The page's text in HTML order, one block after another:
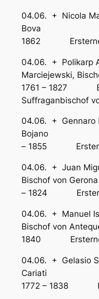
04.06. + Nicola
Bova
1862
04.06. + Polikarp
Marciejewski,
1761 – 1827
Suffraganbischof
04.06. + Gennaro
– 1855
04.06. + Juan
Bischof
– 1824
04.06. + Manuel
Bischof von
1840
04.06. + Gelasio
1772 – 1838